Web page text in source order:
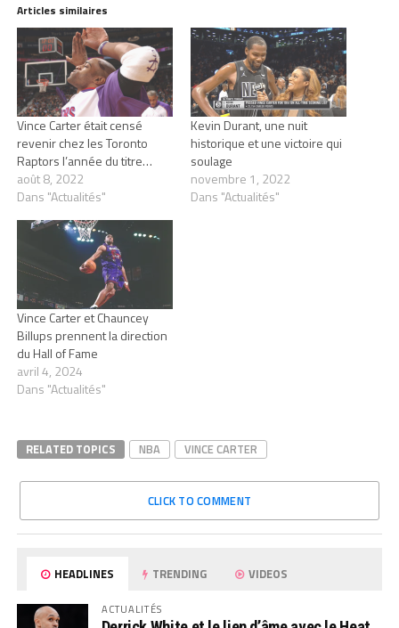
Articles similaires
Vince Carter était censé
revenir chez les Toronto
Raptors l’année du titre…
août 8, 2022
Dans "Actualités"
Kevin Durant, une nuit
historique et une victoire qui
soulage
novembre 1, 2022
Dans "Actualités"
Vince Carter et Chauncey
Billups prennent la direction
du Hall of Fame
avril 4, 2024
Dans "Actualités"
RELATED TOPICS NBA VINCE CARTER
CLICK TO COMMENT
HEADLINES TRENDING VIDEOS
ACTUALITÉS